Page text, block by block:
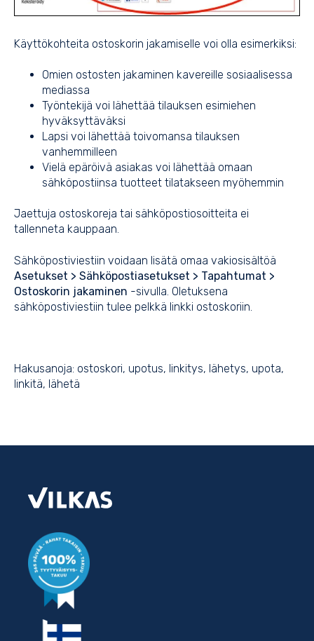
Käyttökohteita ostoskorin jakamiselle voi olla esimerkiksi:
Omien ostosten jakaminen kavereille sosiaalisessa
mediassa
Työntekijä voi lähettää tilauksen esimiehen
hyväksyttäväksi
Lapsi voi lähettää toivomansa tilauksen
vanhemmilleen
Vielä epäröivä asiakas voi lähettää omaan
sähköpostiinsa tuotteet tilatakseen myöhemmin
Jaettuja ostoskoreja tai sähköpostiosoitteita ei
tallenneta kauppaan.
Sähköpostiviestiin voidaan lisätä omaa vakiosisältöä
Asetukset > Sähköpostiasetukset > Tapahtumat >
Ostoskorin jakaminen -sivulla. Oletuksena
sähköpostiviestiin tulee pelkkä linkki ostoskoriin.
Hakusanoja: ostoskori, upotus, linkitys, lähetys, upota,
linkitä, lähetä